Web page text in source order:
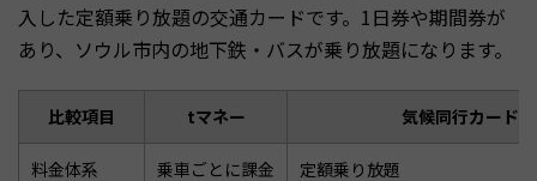
入した定額乗り放題の交通カードです。1日券や期間券が
あり、ソウル市内の地下鉄・バスが乗り放題になります。
比較項目 tマネー 気候同行カード
料金体系 乗車ごとに課金 定額乗り放題